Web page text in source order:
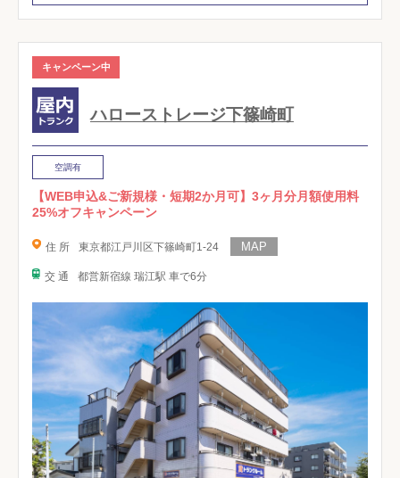
キャンペーン中
ハローストレージ下篠崎町
空調有
【WEB申込&ご新規様・短期2か月可】3ヶ月分月額使用料
25%オフキャンペーン
住 所 東京都江戸川区下篠崎町1-24
交 通 都営新宿線 瑞江駅 車で6分